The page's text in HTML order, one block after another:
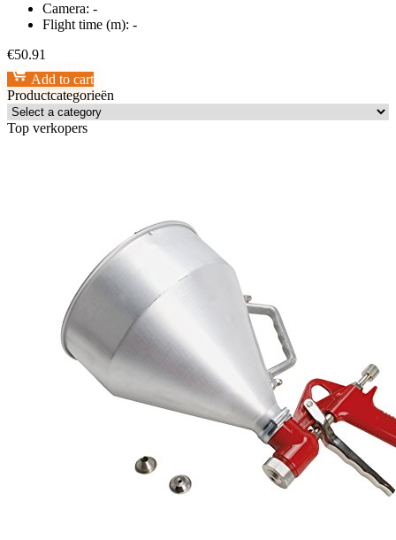
Camera: -
Flight time (m): -
€50.91
Add to cart
Productcategorieën
Top verkopers